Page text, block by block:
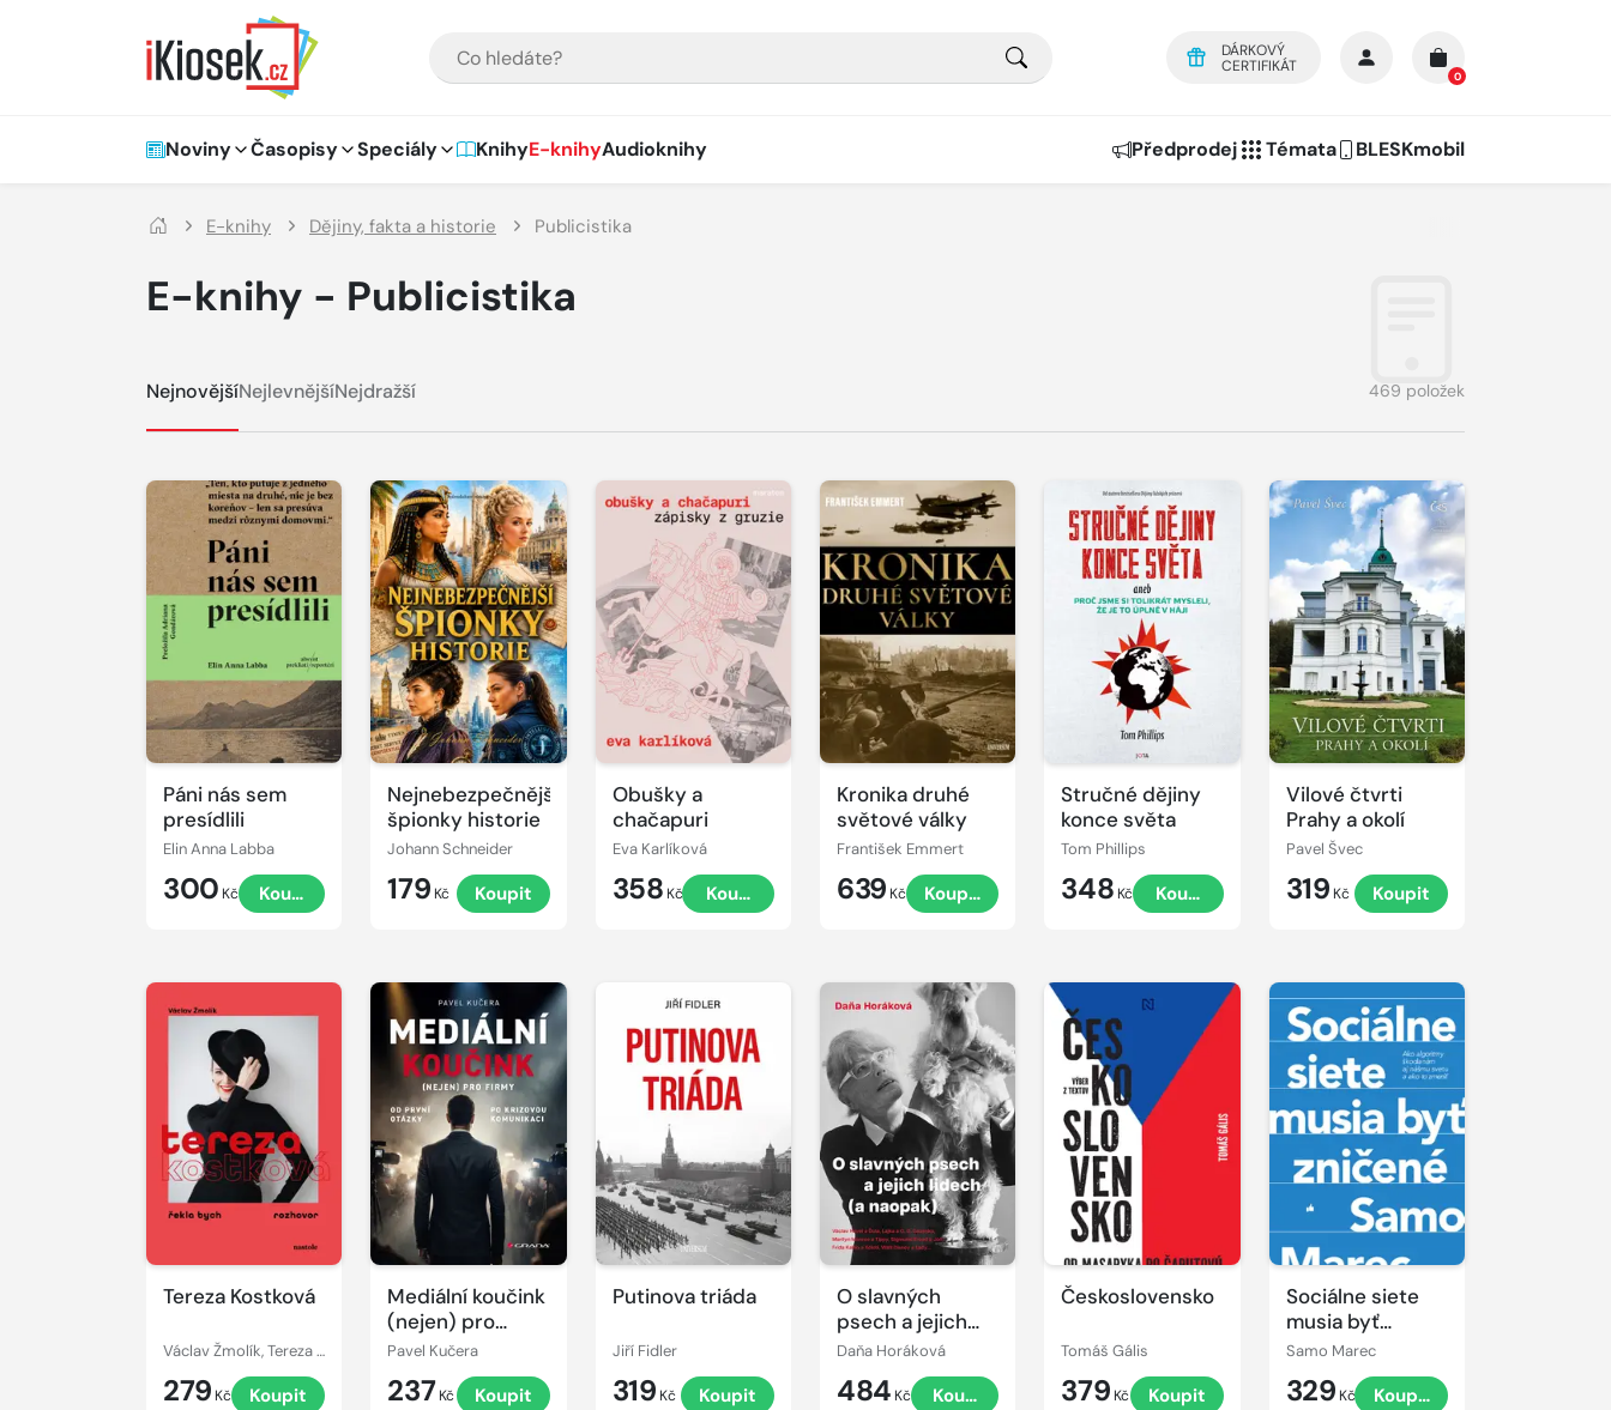
DÁRKOVÝ
CERTIFIKÁT
0
Hlavní navigace
Noviny Časopisy Speciály KnihyE-knihyAudioknihy Předprodej Témata BLESKmobil
E-knihy Dějiny, fakta a historie Publicistika
E-knihy - Publicistika
NejnovějšíNejlevnějšíNejdražší 469 položek
Páni nás sem
presídlili
Elin Anna Labba
300 Kč Koupit
Nejnebezpečnější
špionky historie
Johann Schneider
179 Kč Koupit
Obušky a
chačapuri
Eva Karlíková
358 Kč Koupit
Kronika druhé
světové války
František Emmert
639 Kč Koupit
Stručné dějiny
konce světa
Tom Phillips
348 Kč Koupit
Vilové čtvrti
Prahy a okolí
Pavel Švec
319 Kč Koupit
Tereza Kostková
Václav Žmolík, Tereza Kostková
279 Kč Koupit
Mediální koučink
(nejen) pro
firmy
Pavel Kučera
237 Kč Koupit
Putinova triáda
Jiří Fidler
319 Kč Koupit
O slavných
psech a jejich
lidech (a
Daňa Horáková
484 Kč Koupit
Československo
Tomáš Gális
379 Kč Koupit
Sociálne siete
musia byť
zničené
Samo Marec
329 Kč Koupit